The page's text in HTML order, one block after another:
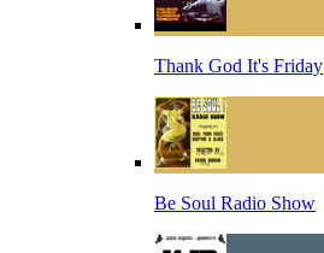
Thank God It's Friday
Be Soul Radio Show